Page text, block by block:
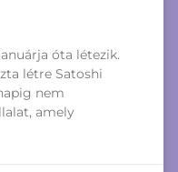
óta létezik.
létre Satoshi
nem
amely